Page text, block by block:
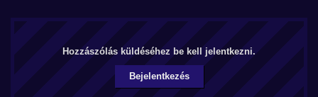
Hozzászólás küldéséhez be kell jelentkezni.
Bejelentkezés